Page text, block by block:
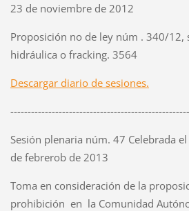
23 de noviembre de 2012
Proposición no de ley núm . 340/12,
hidráulica o fracking. 3564
Descargar diario de sesiones.
Sesión plenaria núm. 47 Celebrada
de febrerob de 2013
Toma en consideración de la
prohibición en la Comunidad